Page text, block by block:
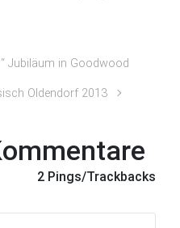
Jubiläum in Goodwood
Oldendorf 2013
2 Pings/Trackbacks